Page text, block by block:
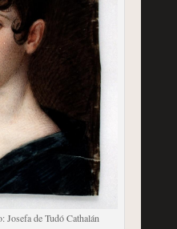
de Tudó Cathalán